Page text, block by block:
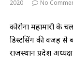
2020
No
कोरोना महामारी के
डिस्टेंसिंग की वजह से
राजस्थान प्रदेश